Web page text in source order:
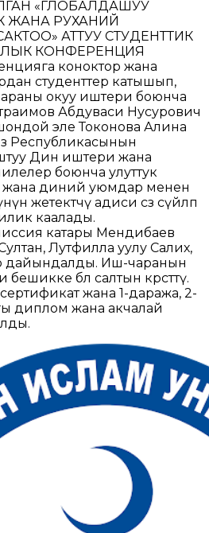
«ГЛОБАЛДАШУУ
ЖАНА РУХАНИЙ
АТТУУ СТУДЕНТТИК
КОНФЕРЕНЦИЯ
коноктор жана
студенттер катышып,
окуу иштери боюнча
Абдуваси Нусурович
эле Токонова Алина
Республикасынын
Дин иштери жана
боюнча улуттук
жана диний уюмдар менен
жетектөөчү адиси сөз сүйлөп
каалады.
катары Мендибаев
Лутфилла уулу Салих,
дайындалды. Иш-чаранын
бөлөө салтын көрсөттү.
жана 1-даража, 2-
диплом жана акчалай